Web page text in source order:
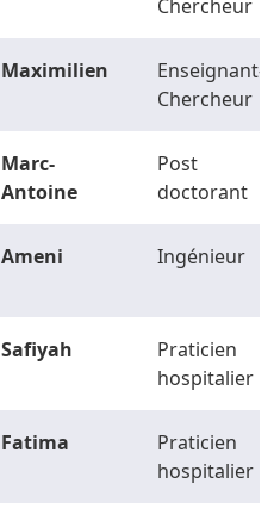
Chercheur
Maximilien
Enseignant-
Chercheur
Marc-
Antoine
Post
doctorant
Ameni Ingénieur
Safiyah
Praticien
hospitalier
Fatima
Praticien
hospitalier